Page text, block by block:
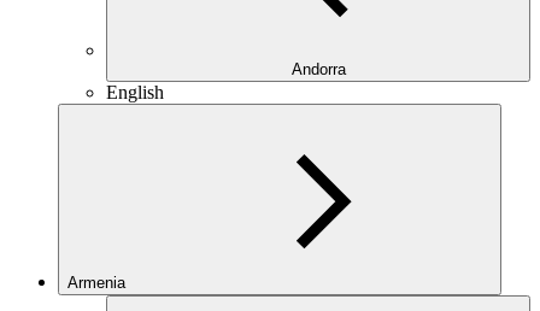
Andorra
English
Armenia